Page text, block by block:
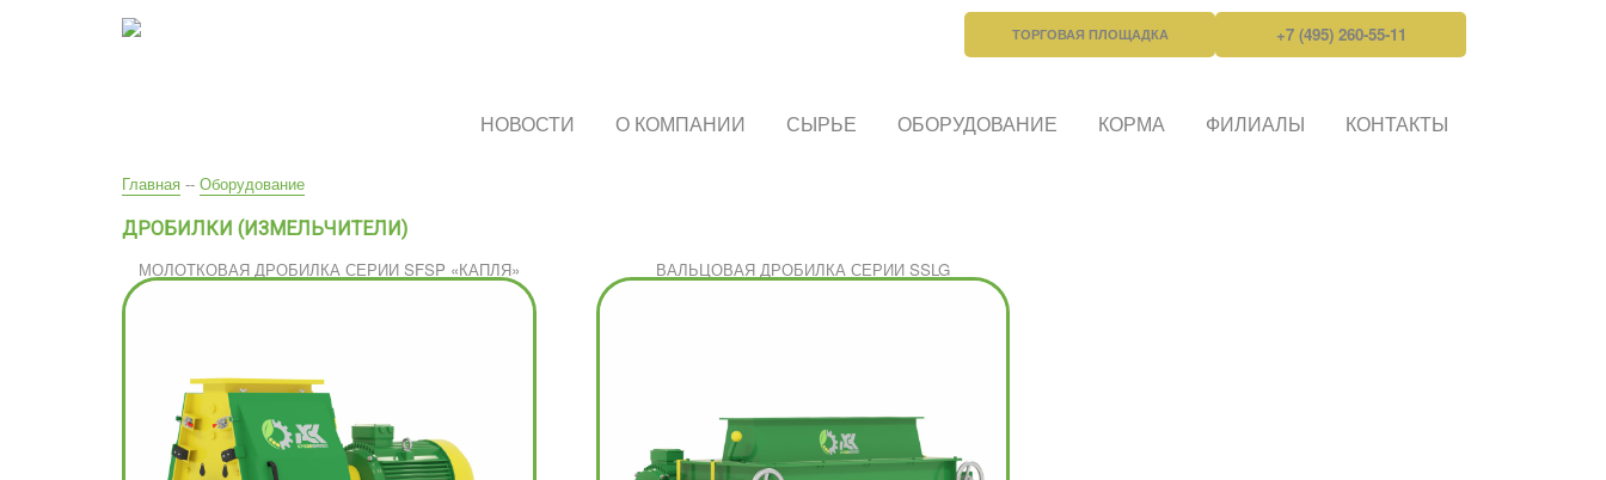
ТОРГОВАЯ ПЛОЩАДКА +7 (495) 260-55-11
НОВОСТИ О КОМПАНИИ СЫРЬЕ ОБОРУДОВАНИЕ КОРМА ФИЛИАЛЫ КОНТАКТЫ
Вы
здесь
Главная -- Оборудование
ДРОБИЛКИ (ИЗМЕЛЬЧИТЕЛИ)
МОЛОТКОВАЯ ДРОБИЛКА СЕРИИ SFSP «КАПЛЯ»
ВАЛЬЦОВАЯ ДРОБИЛКА СЕРИИ SSLG